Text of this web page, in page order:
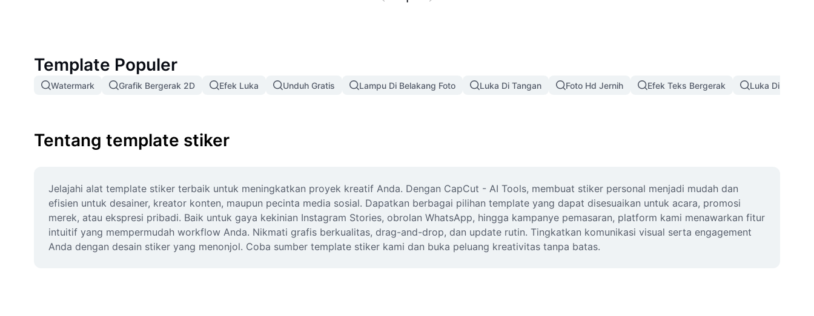
Template Populer
Watermark Grafik Bergerak 2D Efek Luka Unduh Gratis Lampu Di Belakang Foto Luka Di Tangan Foto Hd Jernih Efek Teks Bergerak Luka Di Wajah
Tentang template stiker
Jelajahi alat template stiker terbaik untuk meningkatkan proyek kreatif Anda. Dengan CapCut - AI Tools, membuat stiker personal menjadi mudah dan
efisien untuk desainer, kreator konten, maupun pecinta media sosial. Dapatkan berbagai pilihan template yang dapat disesuaikan untuk acara, promosi
merek, atau ekspresi pribadi. Baik untuk gaya kekinian Instagram Stories, obrolan WhatsApp, hingga kampanye pemasaran, platform kami menawarkan fitur
intuitif yang mempermudah workflow Anda. Nikmati grafis berkualitas, drag-and-drop, dan update rutin. Tingkatkan komunikasi visual serta engagement
Anda dengan desain stiker yang menonjol. Coba sumber template stiker kami dan buka peluang kreativitas tanpa batas.